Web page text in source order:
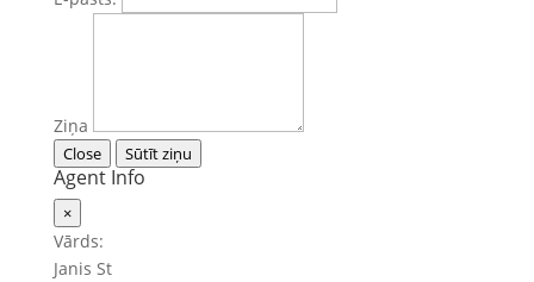
Ziņa
Close Sūtīt ziņu
Agent Info
×
Vārds:
Janis St